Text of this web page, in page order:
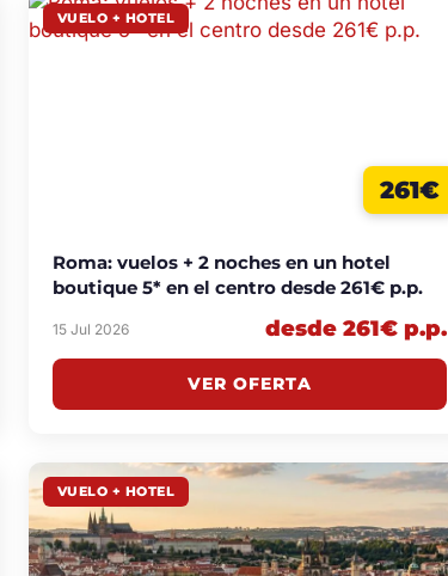
VUELO + HOTEL
261€
Roma: vuelos + 2 noches en un hotel
boutique 5* en el centro desde 261€ p.p.
15 Jul 2026 desde 261€ p.p.
VER OFERTA
VUELO + HOTEL